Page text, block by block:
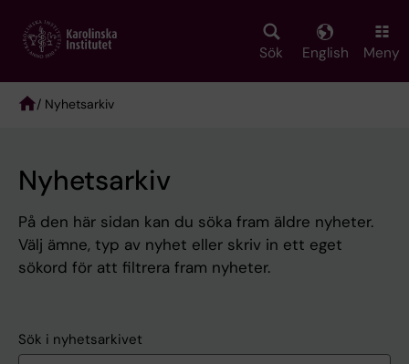
main
Sök English Meny
/ Nyhetsarkiv
Nyhetsarkiv
På den här sidan kan du söka fram äldre nyheter.
Välj ämne, typ av nyhet eller skriv in ett eget
sökord för att filtrera fram nyheter.
Sök i nyhetsarkivet